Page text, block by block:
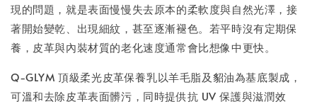
現的問題，就是表面慢慢失去原本的柔軟度與自然光澤，接
著開始變乾、出現細紋，甚至逐漸褪色。若平時沒有定期保
養，皮革與內裝材質的老化速度通常會比想像中更快。
Q-GLYM 頂級柔光皮革保養乳以羊毛脂及貂油為基底製成，
可溫和去除皮革表面髒污，同時提供抗 UV 保護與滋潤效